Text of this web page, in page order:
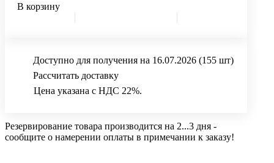
В корзину
Доступно для получения на 16.07.2026 (155 шт)
Рассчитать доставку
Цена указана с НДС 22%.
Резервирование товара производится на 2...3 дня -
сообщите о намерении оплаты в примечании к заказу!